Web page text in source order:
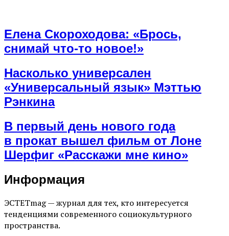
Елена Скороходова: «Брось,
снимай что-то новое!»
Насколько универсален
«Универсальный язык» Мэттью
Рэнкина
В первый день нового года
в прокат вышел фильм от Лоне
Шерфиг «Расскажи мне кино»
Информация
ЭСТЕТmag — журнал для тех, кто интересуется
тенденциями современного социокультурного
пространства.